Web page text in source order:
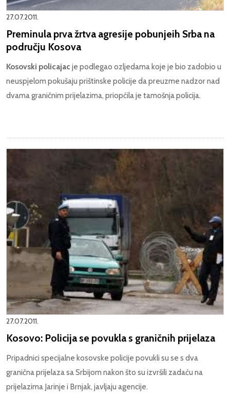
27.07.2011.
Preminula prva žrtva agresije pobunjeih Srba na
području Kosova
Kosovski policajac je podlegao ozljedama koje je bio zadobio u
neuspjelom pokušaju prištinske policije da preuzme nadzor nad
dvama graničnim prijelazima, priopćila je tamošnja policija.
27.07.2011.
Kosovo: Policija se povukla s graničnih prijelaza
Pripadnici specijalne kosovske policije povukli su se s dva
granična prijelaza sa Srbijom nakon što su izvršili zadaću na
prijelazima Jarinje i Brnjak, javljaju agencije.